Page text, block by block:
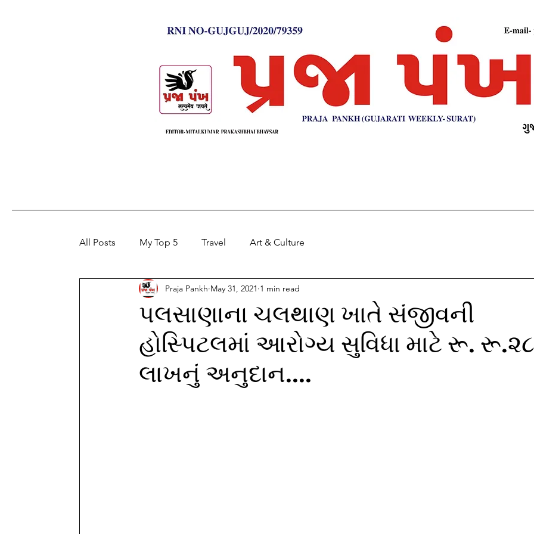
All Posts My Top 5 Travel Art & Culture
પલસાણાના ચલથાણ ખાતે સંજીવની
હોસ્પિટલમાં આરોગ્ય સુવિધા માટે રૂ.
લાખનું અનુદાન....
Praja Pankh May 31, 2021 1 min read